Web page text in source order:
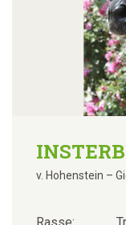
v. Hohenstein –